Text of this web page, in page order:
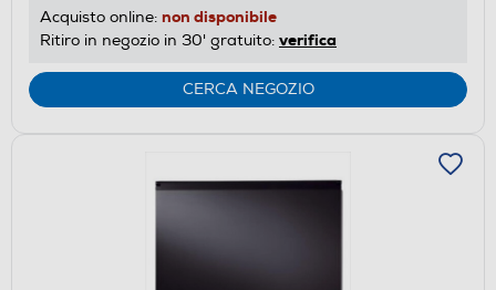
Acquisto online: non disponibile
Ritiro in negozio in 30' gratuito: verifica
CERCA NEGOZIO